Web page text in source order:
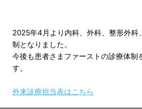
2025年4月より内科、外科、整形外科
制となりました。
今後も患者さまファーストの診療体制
す。
外来診療担当表はこちら